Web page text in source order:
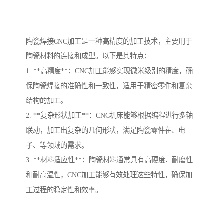
陶瓷焊接CNC加工是一种高精度的加工技术，主要用于
陶瓷材料的连接和成型。以下是其特点：
1. **高精度**：CNC加工能够实现微米级别的精度，确
保陶瓷焊接的准确性和一致性，适用于精密零件和复杂
结构的加工。
2. **复杂形状加工**：CNC机床能够根据编程进行多轴
联动，加工出复杂的几何形状，满足陶瓷零件在、电
子、等领域的需求。
3. **材料适应性**：陶瓷材料通常具有高硬度、耐磨性
和耐高温性，CNC加工能够有效处理这些特性，确保加
工过程的稳定性和效率。